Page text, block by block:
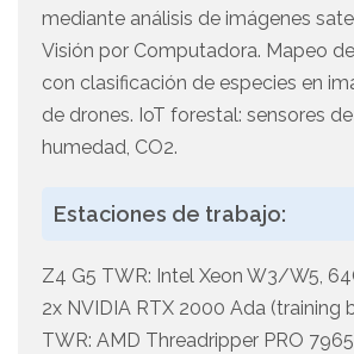
mediante análisis de imágenes
Visión por Computadora. Mapeo
con clasificación de especies en
de drones. IoT forestal: sensores
humedad, CO2.
Estaciones de trabajo:
Z4 G5 TWR: Intel Xeon W3/W5,
2x NVIDIA RTX 2000 Ada (training
TWR: AMD Threadripper PRO